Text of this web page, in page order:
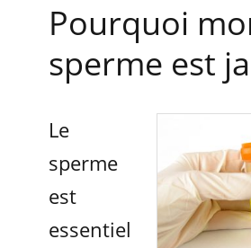
Pourquoi
sperme est
Le
sperme
est
essentiel